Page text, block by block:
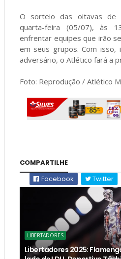
O sorteio das oitavas de
quarta-feira (05/07), às
enfrentar equipes que irão
em seus grupos. Com isso,
adversário, o Atlético fará a
Foto: Reprodução / Atlético
COMPARTILHE
Facebook
Twitter
LIBERTADORES
Libertadores 2025: